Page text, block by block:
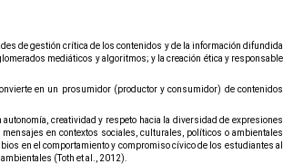
de gestión crítica de los contenidos y de la información difundida
mediáticos y algoritmos; y la creación ética y responsable
en un prosumidor (productor y consumidor) de contenidos
creatividad y respeto hacia la diversidad de expresiones
en contextos sociales, culturales, políticos o ambientales
en el comportamiento y compromiso cívico de los estudiantes al
(Toth et al., 2012).